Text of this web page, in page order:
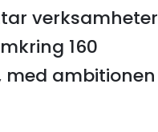
verksamheter
160
ambitionen